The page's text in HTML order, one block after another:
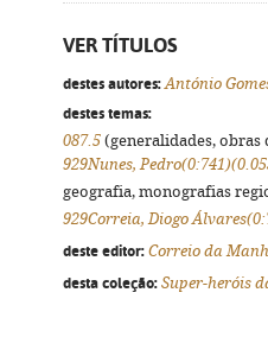
VER TÍTULOS
destes autores: António
destes temas:
087.5 (generalidades,
929Nunes,
geografia, monografias
929Correia, Diogo
deste editor: Correio da
desta coleção: Super-heróis